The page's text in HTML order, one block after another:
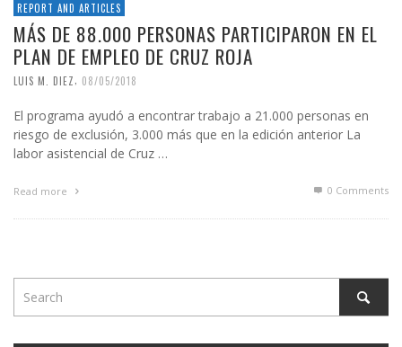
REPORT AND ARTICLES
MÁS DE 88.000 PERSONAS PARTICIPARON EN EL
PLAN DE EMPLEO DE CRUZ ROJA
LUIS M. DIEZ, 08/05/2018
El programa ayudó a encontrar trabajo a 21.000 personas en
riesgo de exclusión, 3.000 más que en la edición anterior La
labor asistencial de Cruz …
Read more 0 Comments